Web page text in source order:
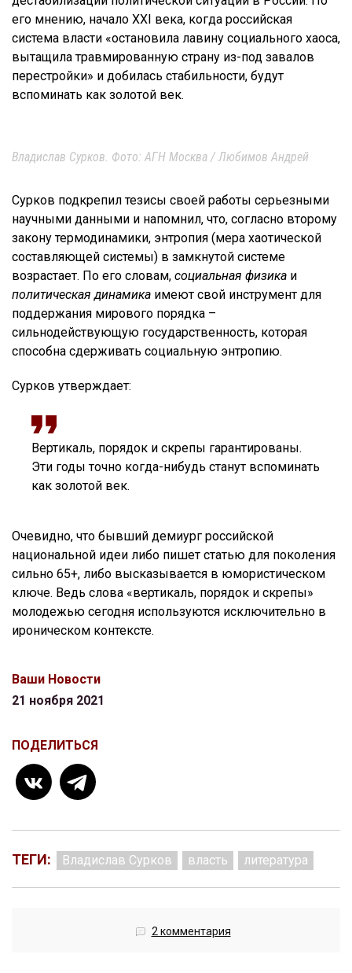
его мнению, начало XXI века, когда российская
система власти «остановила лавину социального хаоса,
вытащила травмированную страну из-под завалов
перестройки» и добилась стабильности, будут
вспоминать как золотой век.
Владислав Сурков. Фото: АГН Москва / Любимов Андрей
Сурков подкрепил тезисы своей работы серьезными
научными данными и напомнил, что, согласно второму
закону термодинамики, энтропия (мера хаотической
составляющей системы) в замкнутой системе
возрастает. По его словам, социальная физика и
политическая динамика имеют свой инструмент для
поддержания мирового порядка –
сильнодействующую государственность, которая
способна сдерживать социальную энтропию.
Сурков утверждает:
Вертикаль, порядок и скрепы гарантированы.
Эти годы точно когда-нибудь станут вспоминать
как золотой век.
Очевидно, что бывший демиург российской
национальной идеи либо пишет статью для поколения
сильно 65+, либо высказывается в юмористическом
ключе. Ведь слова «вертикаль, порядок и скрепы»
молодежью сегодня используются исключительно в
ироническом контексте.
Ваши Новости
21 ноября 2021
ПОДЕЛИТЬСЯ
ТЕГИ: Владислав Сурков власть литература
2 комментария